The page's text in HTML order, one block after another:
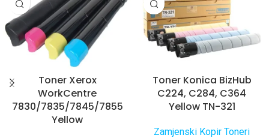
Toner Xerox
WorkCentre
7830/7835/7845/7855
Yellow
Toner Konica BizHub
C224, C284, C364
Yellow TN-321
Zamjenski Kopir Toneri